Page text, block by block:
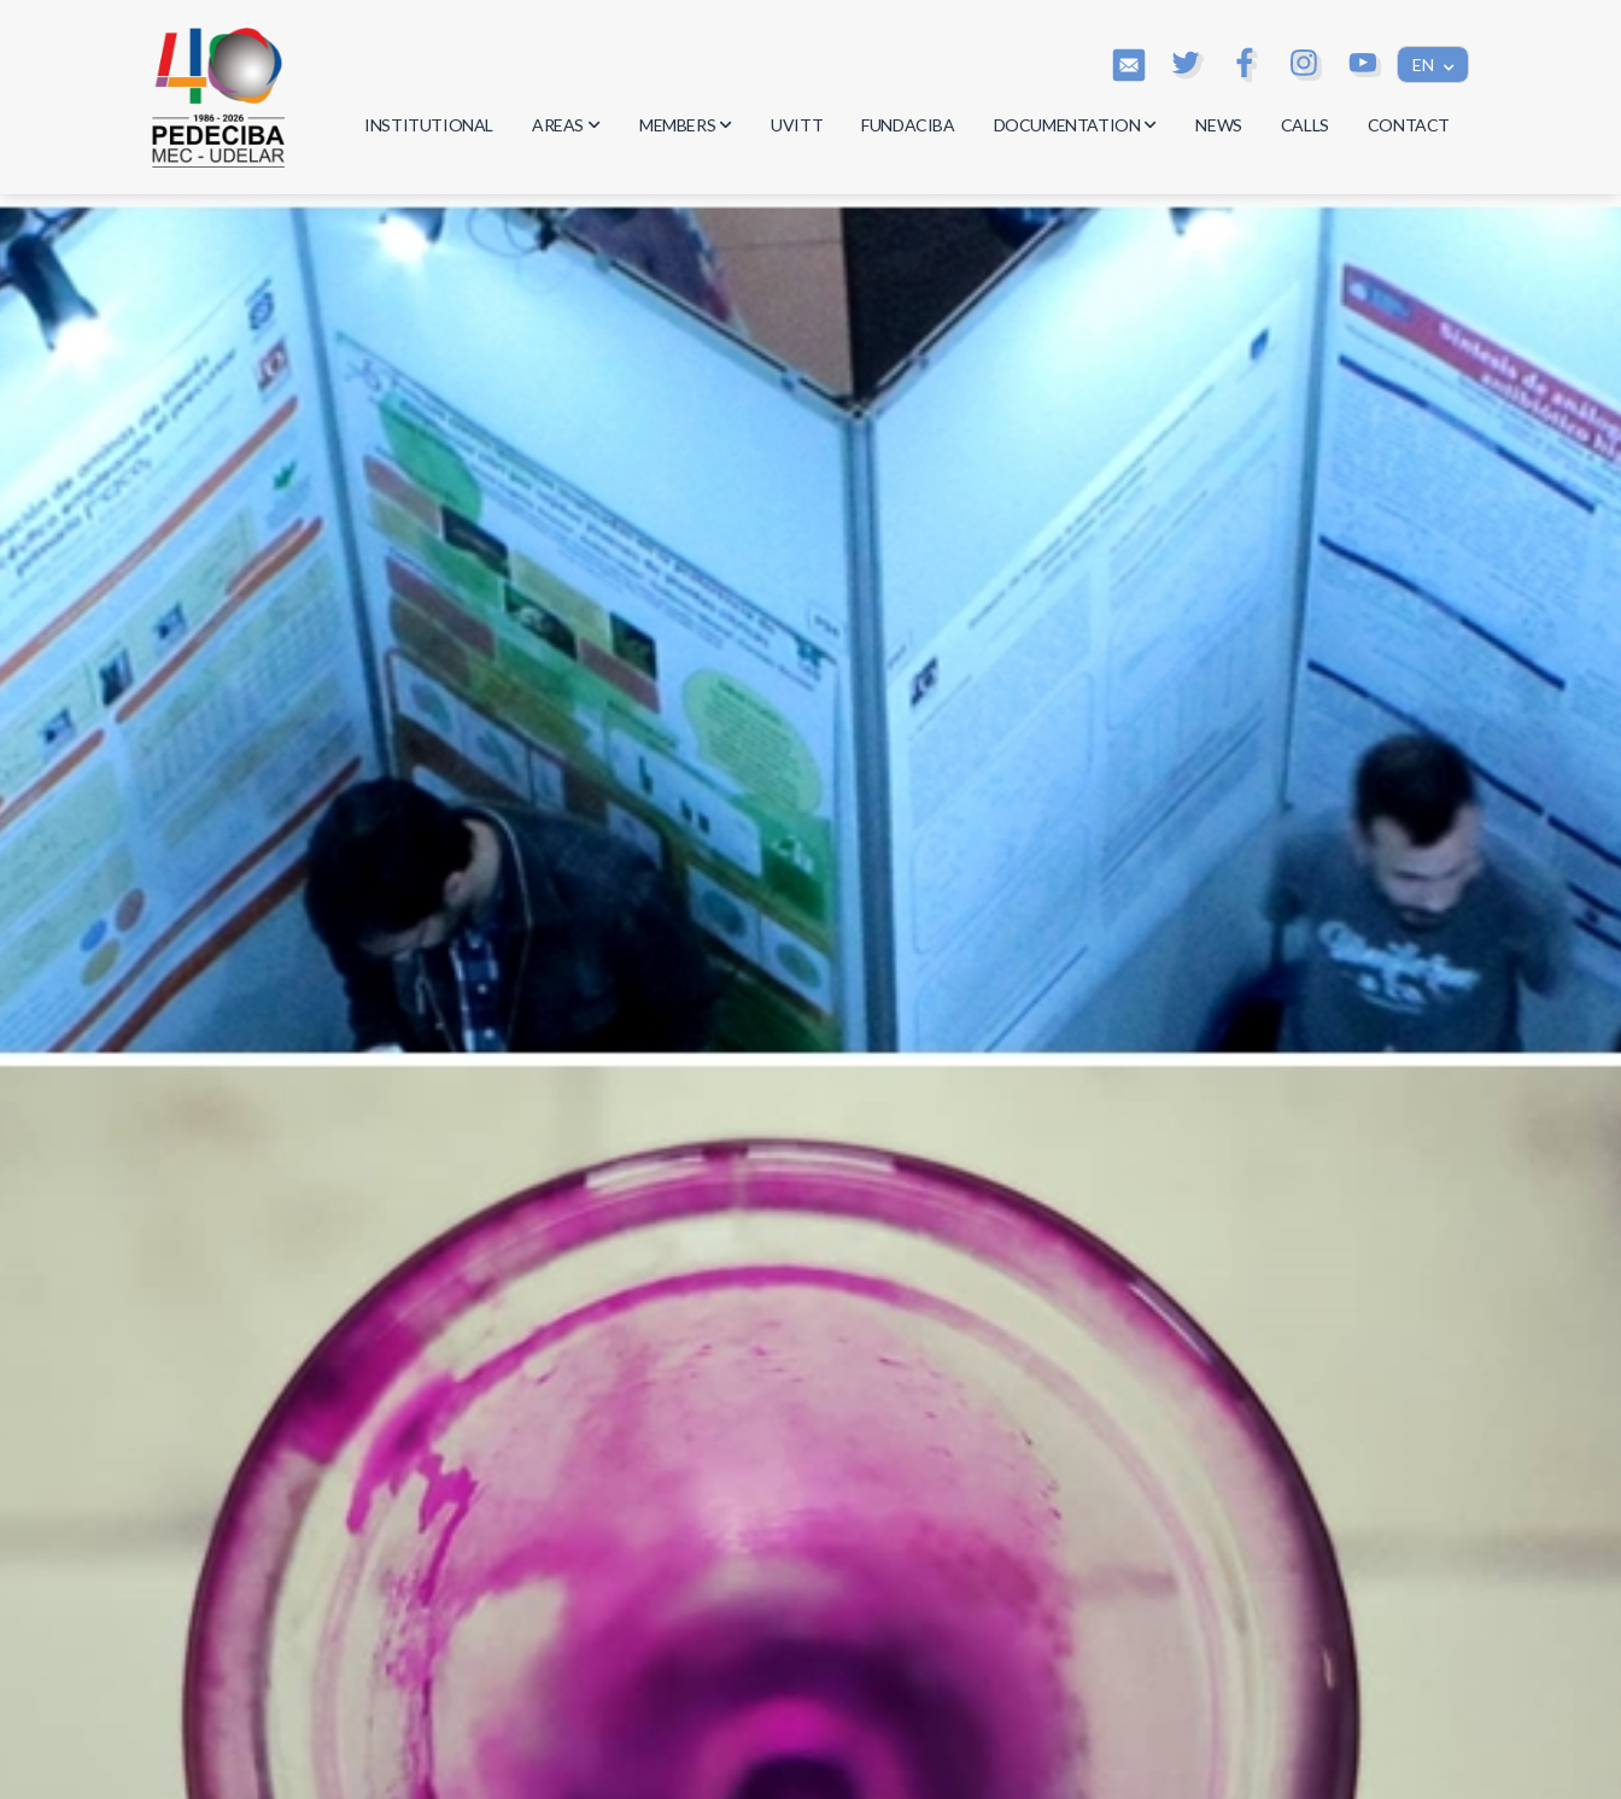
EN
INSTITUTIONAL AREAS
Physics
Geosciences
Computer Science
MEMBERS
Students
Graduates
UVITT FUNDACIBA DOCUMENTATION
Regulations
Documents
NEWS CALLS CONTACT